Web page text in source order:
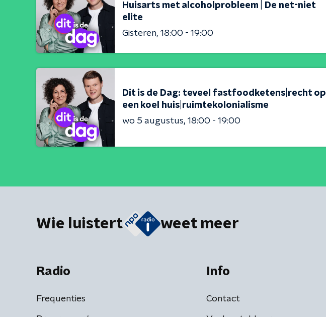
Huisarts met alcoholprobleem | De net-niet
elite
Gisteren 18:00 - 19:00
Dit is de Dag: teveel fastfoodketens|recht op
een koel huis|ruimtekolonialisme
wo 5 augustus 18:00 - 19:00
Wie luistert weet meer
Radio
Frequenties
Info
Contact